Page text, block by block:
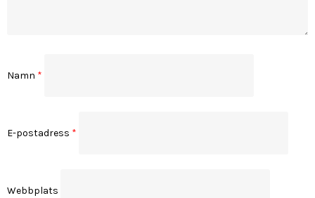
Namn *
E-postadress *
Webbplats